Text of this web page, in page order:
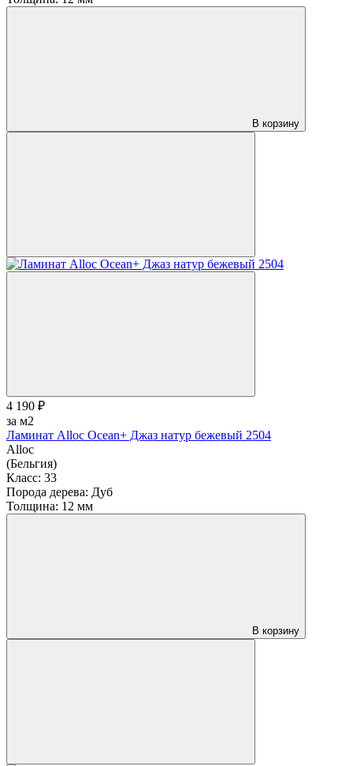
В корзину
4 190 ₽
за м2
Ламинат Alloc Ocean+ Джаз натур бежевый 2504
Alloc
(Бельгия)
Класс: 33
Порода дерева: Дуб
Толщина: 12 мм
В корзину